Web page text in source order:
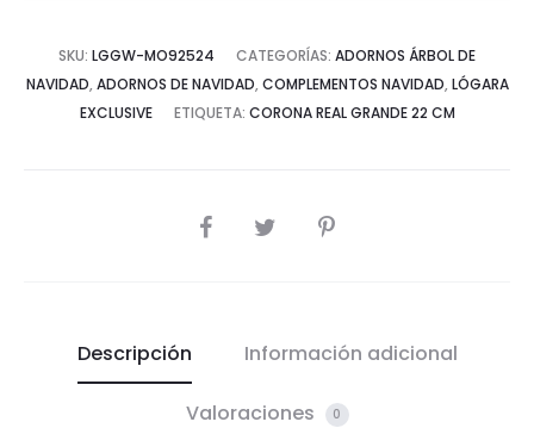
SKU: LGGW-MO92524 CATEGORÍAS: ADORNOS ÁRBOL DE
NAVIDAD, ADORNOS DE NAVIDAD, COMPLEMENTOS NAVIDAD, LÓGARA
EXCLUSIVE
ETIQUETA: CORONA REAL GRANDE 22 CM
COMPARTIR
Descripción Información adicional
Valoraciones 0